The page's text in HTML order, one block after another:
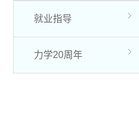
就业指导
力学20周年